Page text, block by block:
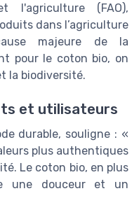
l'agriculture (FAO),
dans l’agriculture
majeure de la
pour le coton bio, on
la biodiversité.
et utilisateurs
durable, souligne : «
plus authentiques
Le coton bio, en plus
une douceur et un